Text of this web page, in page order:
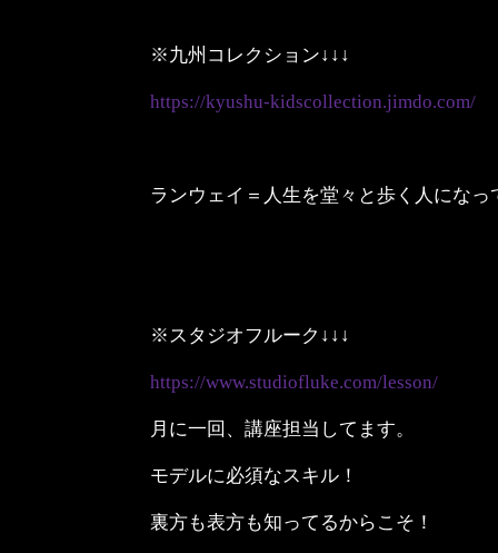
※九州コレクション↓↓↓
https://kyushu-kidscollection.jimdo.com/
ランウェイ＝人生を堂々と歩く人になっ
※スタジオフルーク↓↓↓
https://www.studiofluke.com/lesson/
月に一回、講座担当してます。
モデルに必須なスキル！
裏方も表方も知ってるからこそ！